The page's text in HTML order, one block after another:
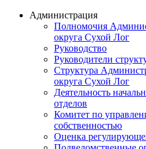
Администрация
Полномочия
округа Сухой Лог
Руководство
Руководители
Структура
округа Сухой Лог
Деятельность
отделов
Комитет по
собственностью
Оценка